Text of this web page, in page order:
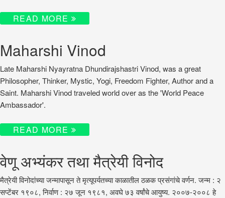
READ MORE
Maharshi Vinod
Late Maharshi Nyayratna Dhundirajshastri Vinod, was a great
Philosopher, Thinker, Mystic, Yogi, Freedom Fighter, Author and a
Saint. Maharshi Vinod traveled world over as the 'World Peace
Ambassador'.
READ MORE
वेणू अभ्यंकर तथा मैत्रेयी विनोद
मैत्रेयी विनोदांच्या जन्मापासून ते मृत्यूपर्यतच्या काळातील ठळक प्रसंगांचे वर्णन. जन्म : २
सप्टेंबर १९०८, निर्वाण : २७ जून १९८१, अवघे ७३ वर्षांचे आयुष्य. २००७-२००८ हे